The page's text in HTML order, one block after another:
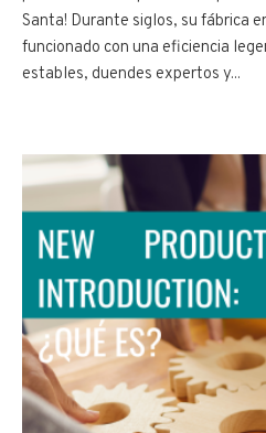
Santa! Durante siglos, su fábrica
funcionado con una eficiencia
estables, duendes expertos y...